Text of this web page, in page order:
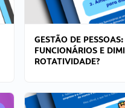
GESTÃO DE
FUNCIONÁRIOS E
ROTATIVIDADE?